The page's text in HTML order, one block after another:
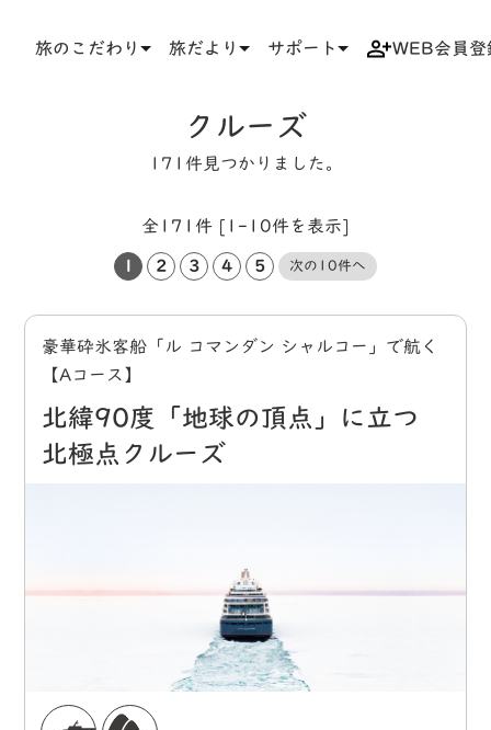
旅のこだわり 旅だより サポート WEB会員登
クルーズ
171件見つかりました。
全171件 [1-10件を表示]
2 3 4 5 次の10件へ
豪華砕氷客船「ル コマンダン シャルコー」で航く
【Aコース】
北緯90度「地球の頂点」に立つ
北極点クルーズ